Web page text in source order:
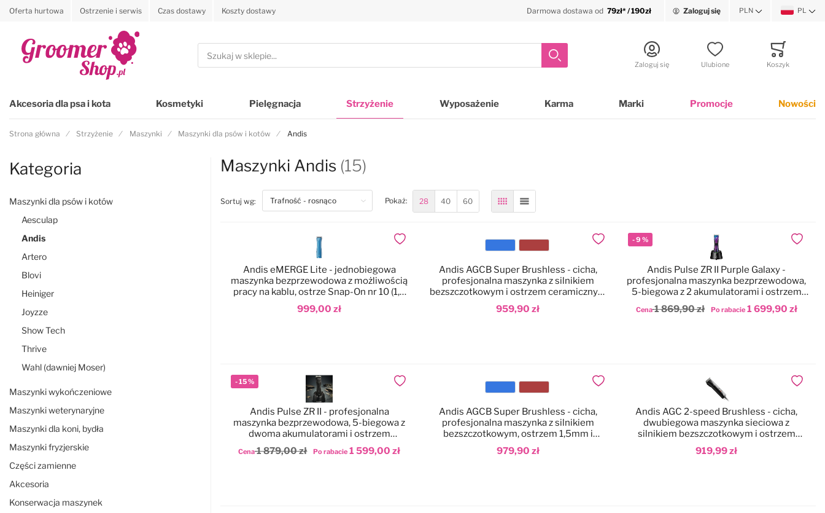
Oferta hurtowa Ostrzenie i serwis Czas dostawy Koszty dostawy Darmowa dostawa od 79zł* / 190zł Zaloguj sięWalutaPLN PL
Szukaj
Szukaj Zaloguj się Ulubione Koszyk
Akcesoria dla psa i kota Kosmetyki Pielęgnacja Strzyżenie Wyposażenie Karma Marki Promocje Nowości
Strona główna Strzyżenie Maszynki Maszynki dla psów i kotów Andis
Kategoria
Maszynki dla psów i kotów
Aesculap
Andis
Artero
Blovi
Heiniger
Joyzze
Show Tech
Thrive
Wahl (dawniej Moser)
Maszynki wykończeniowe
Maszynki weterynaryjne
Maszynki dla koni, bydła
Maszynki fryzjerskie
Części zamienne
Akcesoria
Konserwacja maszynek
Maszynki Andis (15)
Sortuj wg:top Pokaż: 28 40 60 SiatkaLista
999,00 zł
Andis eMERGE Lite - jednobiegowa
maszynka bezprzewodowa z możliwością
pracy na kablu, ostrze Snap-On nr 10 (1,5
mm)
Dodaj do ulubionych
Kolor
959,90 zł
Andis AGCB Super Brushless - cicha,
profesjonalna maszynka z silnikiem
bezszczotkowym i ostrzem ceramicznym
1,5mm
Dodaj do ulubionych
-9 %
Po rabacie 1 699,90 zł
Cena 1 869,90 zł
Andis Pulse ZR II Purple Galaxy -
profesjonalna maszynka bezprzewodowa,
5-biegowa z 2 akumulatorami i ostrzem
CeramicEdge nr 10 (1,5mm)
Dodaj
-15%
Po rabacie 1 599,00 zł
Cena 1 879,00 zł
Andis Pulse ZR II - profesjonalna
maszynka bezprzewodowa, 5-biegowa z
dwoma akumulatorami i ostrzem
CeramicEdge nr 10 (1,5mm)
Dodaj do ulubionych
Kolor
979,90 zł
Andis AGCB Super Brushless - cicha,
profesjonalna maszynka z silnikiem
bezszczotkowym, ostrzem 1,5mm i
zestawem nasadek
Dodaj do ulubionych
919,99 zł
Andis AGC 2-speed Brushless - cicha,
dwubiegowa maszynka sieciowa z
silnikiem bezszczotkowym i ostrzem
ceramicznym nr 10 (1,5mm)
Dodaj